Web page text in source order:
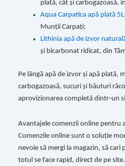
plată, cât și carbogazoasă,
Aqua Carpatica apă plată 5L
Munții Carpați;
Lithinia apă de izvor
și bicarbonat ridicat, din
Pe lângă apă de izvor și apă plată,
carbogazoasă, sucuri și băuturi
aprovizionarea completă dintr-un
Avantajele comenzii online pentru
Comenzile online sunt o soluție
nevoie să mergi la magazin, să
totul se face rapid, direct de pe site.